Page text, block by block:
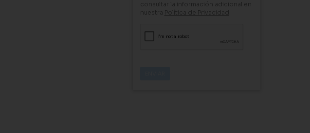
consultar la información adicional en
nuestra Política de Privacidad